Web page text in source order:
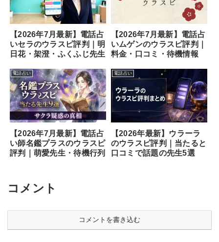
【2026年7月最新】電話占
いセラのウラスピ評判｜明
日花・架澄・ふくふじ先生
【2026年7月最新】電話占
いムゲンのウラスピ評判｜
料金・口コミ・待機情報
電話占い
【2026年7月最新】電話占
い師名鑑プラスのウラスピ
評判｜萌愛先生・待機行列
電話占い
【2026年最新】ウラーラ
のウラスピ評判｜当たると
口コミで話題の先生5選
コメント
コメントを書き込む